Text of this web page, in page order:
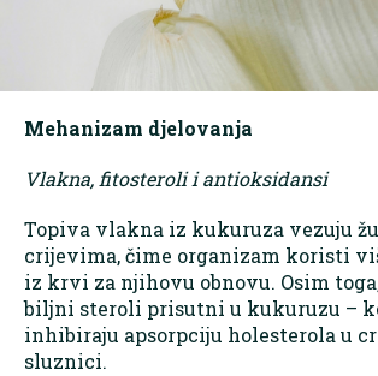
Mehanizam djelovanja
Vlakna, fitosteroli i antioksidansi
Topiva vlakna iz kukuruza vezuju
crijevima, čime organizam koristi
iz krvi za njihovu obnovu. Osim
biljni steroli prisutni u kukuruzu –
inhibiraju apsorpciju holesterola u
sluznici.